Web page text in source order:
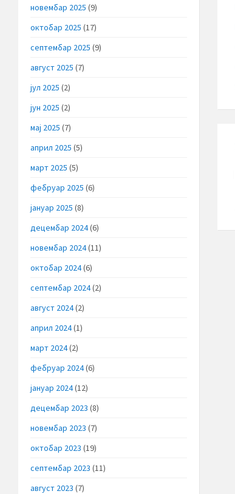
новембар 2025 (9)
октобар 2025 (17)
септембар 2025 (9)
август 2025 (7)
јул 2025 (2)
јун 2025 (2)
мај 2025 (7)
април 2025 (5)
март 2025 (5)
фебруар 2025 (6)
јануар 2025 (8)
децембар 2024(6)
новембар 2024(11)
октобар 2024(6)
септембар 2024(2)
август 2024(2)
април 2024(1)
март 2024(2)
фебруар 2024(6)
јануар 2024(12)
децембар 2023 (8)
новембар 2023 (7)
октобар 2023 (19)
септембар 2023 (11)
август 2023 (7)